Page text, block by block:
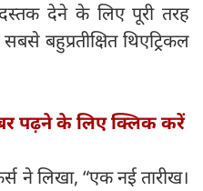
देने के लिए पूरी तरह
बहुप्रतीक्षित थिएट्रिकल
पढ़ने के लिए क्लिक करें
ने लिखा, “एक नई तारीख।